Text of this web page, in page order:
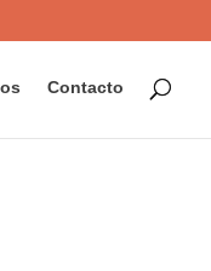
Contacto